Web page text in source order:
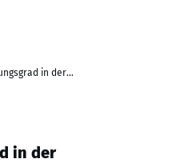
Der Verschuldungsgrad in der Unternehmensbewertung
in der